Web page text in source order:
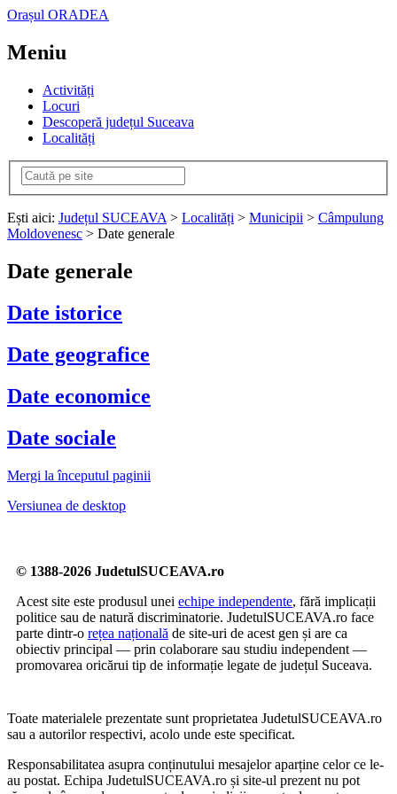
Orașul ORADEA
Meniu
Activități
Locuri
Descoperă județul Suceava
Localități
Ești aici: Județul SUCEAVA> Localități > Municipii > Câmpulung
Moldovenesc > Date generale
Date generale
Date istorice
Date geografice
Date economice
Date sociale
Mergi la începutul paginii
Versiunea de desktop
© 1388-2026 JudetulSUCEAVA.ro
Acest site este produsul unei echipe independente, fără implicații
politice sau de natură discriminatorie. JudetulSUCEAVA.ro face
parte dintr-o rețea națională de site-uri de acest gen și are ca
obiectiv principal — prin colaborare sau studiu independent —
promovarea oricărui tip de informație legate de județul Suceava.
Toate materialele prezentate sunt proprietatea JudetulSUCEAVA.ro
sau a autorilor respectivi, acolo unde este specificat.
Responsabilitatea asupra conținutului mesajelor aparține celor ce le-
au postat. Echipa JudetulSUCEAVA.ro și site-ul prezent nu pot